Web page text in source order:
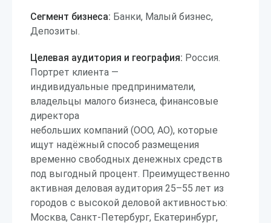
Сегмент бизнеса: Банки, Малый бизнес,
Депозиты.
Целевая аудитория и география: Россия.
Портрет клиента —
индивидуальные предприниматели,
владельцы малого бизнеса, финансовые
директора
небольших компаний (ООО, АО), которые
ищут надёжный способ размещения
временно свободных денежных средств
под выгодный процент. Преимущественно
активная деловая аудитория 25–55 лет из
городов с высокой деловой активностью:
Москва, Санкт-Петербург, Екатеринбург,